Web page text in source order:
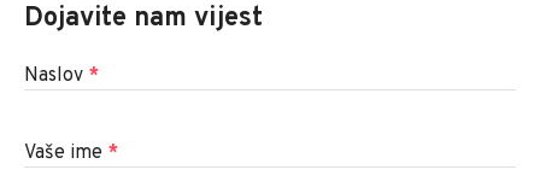
Dojavite nam vijest
Naslov *
Vaše ime *